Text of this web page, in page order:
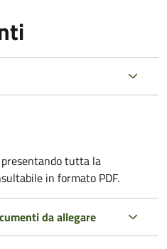
tutta la
in formato PDF.
da allegare